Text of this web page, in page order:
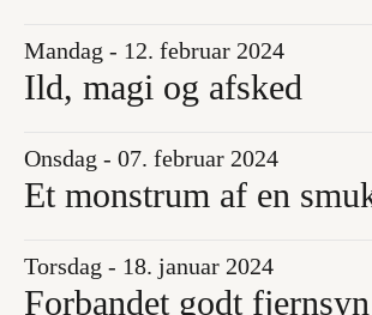
Mandag - 12. februar 2024
Ild, magi og afsked
Onsdag - 07. februar 2024
Et monstrum af en
Torsdag - 18. januar 2024
Forbandet godt fjernsyn